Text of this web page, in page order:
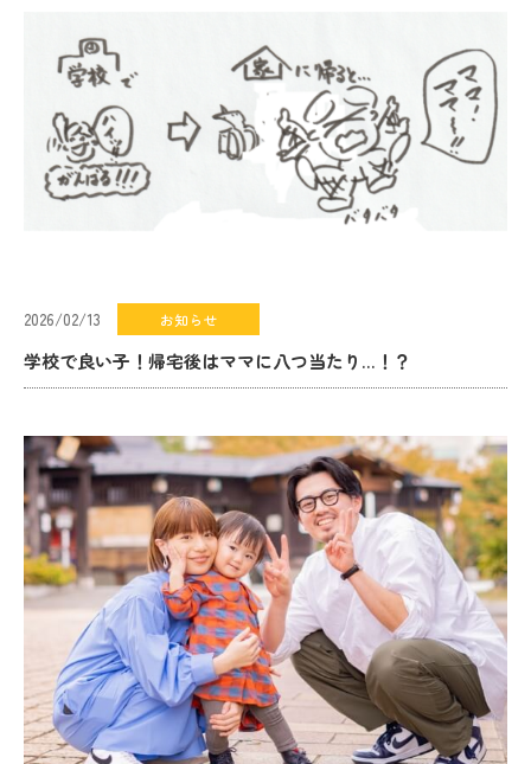
2026/02/13 お知らせ
学校で良い子！帰宅後はママに八つ当たり…！？